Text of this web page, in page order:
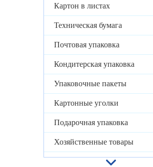
Картон в листах
Техническая бумага
Почтовая упаковка
Кондитерская упаковка
Упаковочные пакеты
Картонные уголки
Подарочная упаковка
Хозяйственные товары